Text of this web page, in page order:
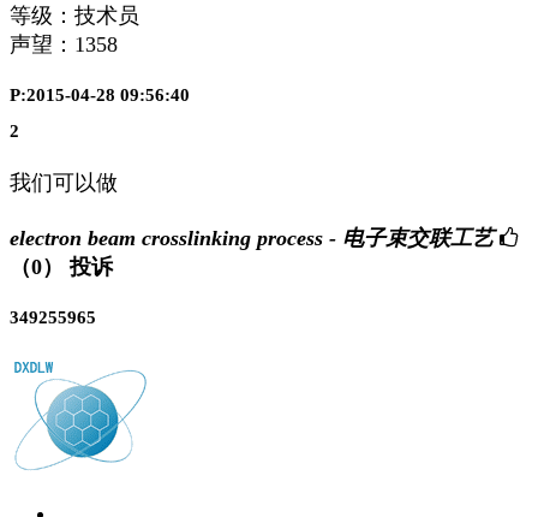
等级：技术员
声望： 1358
P:2015-04-28 09:56:40
2
我们可以做
electron beam crosslinking process - 电子束交联工艺
（0）
投诉
349255965